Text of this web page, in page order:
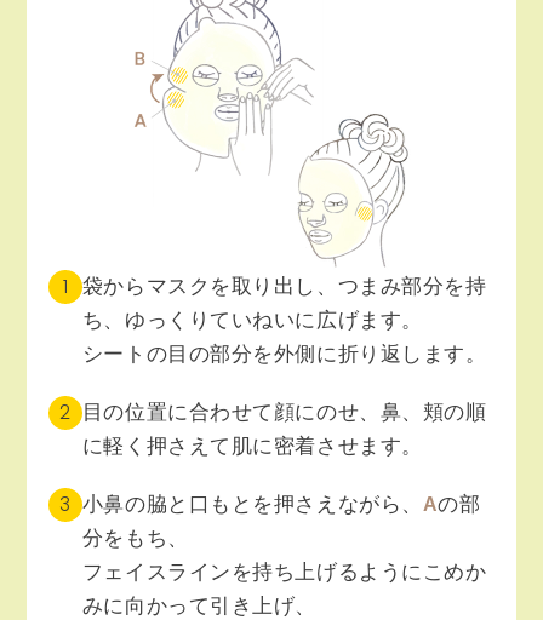
1
袋からマスクを取り出し、つまみ部分を持
ち、ゆっくりていねいに広げます。
シートの目の部分を外側に折り返します。
2 目の位置に合わせて顔にのせ、鼻、頬の順
に軽く押さえて肌に密着させます。
3 小鼻の脇と口もとを押さえながら、 Aの部
分をもち、
フェイスラインを持ち上げるようにこめか
みに向かって引き上げ、